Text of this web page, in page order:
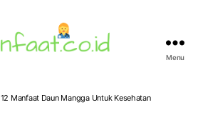
Menu
12 Manfaat Daun Mangga Untuk Kesehatan